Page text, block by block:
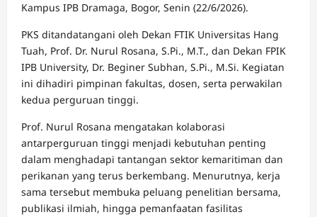
Kampus IPB Dramaga, Bogor, Senin (22/6/2026).
PKS ditandatangani oleh Dekan FTIK Universitas Hang
Tuah, Prof. Dr. Nurul Rosana, S.Pi., M.T., dan Dekan FPIK
IPB University, Dr. Beginer Subhan, S.Pi., M.Si. Kegiatan
ini dihadiri pimpinan fakultas, dosen, serta perwakilan
kedua perguruan tinggi.
Prof. Nurul Rosana mengatakan kolaborasi
antarperguruan tinggi menjadi kebutuhan penting
dalam menghadapi tantangan sektor kemaritiman dan
perikanan yang terus berkembang. Menurutnya, kerja
sama tersebut membuka peluang penelitian bersama,
publikasi ilmiah, hingga pemanfaatan fasilitas